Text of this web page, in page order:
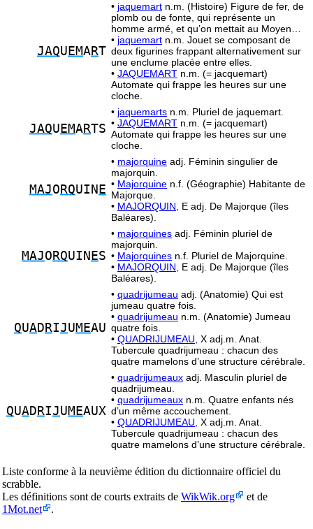
JAQU EMART
• jaquemart n.m. (Histoire) Figure de fer, de
plomb ou de fonte, qui représente un
homme armé, et qu’on mettait au Moyen…
• jaquemart n.m. Jouet se composant de
deux figurines frappant alternativement sur
une enclume placée entre elles.
• JAQUEMART n.m. (= jacquemart)
Automate qui frappe les heures sur une
cloche.
JAQU EMARTS
• jaquemarts n.m. Pluriel de jaquemart.
• JAQUEMART n.m. (= jacquemart)
Automate qui frappe les heures sur une
cloche.
MAJO RQUIN E
• majorquine adj. Féminin singulier de
majorquin.
• Majorquine n.f. (Géographie) Habitante de
Majorque.
• MAJORQUIN,
E adj. De Majorque (îles
Baléares).
MAJO RQUIN ES
• majorquines adj. Féminin pluriel de
majorquin.
• Majorquines n.f. Pluriel de Majorquine.
• MAJORQUIN,
E adj. De Majorque (îles
Baléares).
QUAD RIJUMEAU
• quadrijumeau adj. (Anatomie) Qui est
jumeau quatre fois.
• quadrijumeau n.m. (Anatomie) Jumeau
quatre fois.
• QUADRIJUMEAU, X adj.m. Anat.
Tubercule quadrijumeau : chacun des
quatre mamelons d’une structure cérébrale.
QUAD RIJUMEAUX
• quadrijumeaux adj. Masculin pluriel de
quadrijumeau.
• quadrijumeaux n.m. Quatre enfants nés
d’un même accouchement.
• QUADRIJUMEAU, X adj.m. Anat.
Tubercule quadrijumeau : chacun des
quatre mamelons d’une structure cérébrale.
Liste conforme à la neuvième édition du dictionnaire officiel du
scrabble.
Les définitions sont de courts extraits de WikWik.org
et de
1Mot.net
.